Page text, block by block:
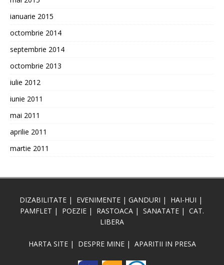
ianuarie 2015
octombrie 2014
septembrie 2014
octombrie 2013
iulie 2012
iunie 2011
mai 2011
aprilie 2011
martie 2011
DIZABILITATE | EVENIMENTE | GANDURI | HAI-HUI |
PAMFLET | POEZIE | RASTOACA | SANATATE | CAT.
LIBERA
HARTA SITE| DESPRE MINE| APARITII IN PRESA